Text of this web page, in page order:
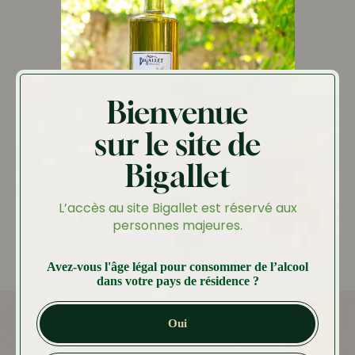
Bienvenue
sur le site de
Bigallet
L’accès au site Bigallet est réservé aux
personnes majeures.
Avez-vous l'âge légal pour consommer de l’alcool
dans votre pays de résidence ?
Oui
Mojito Auvergnat